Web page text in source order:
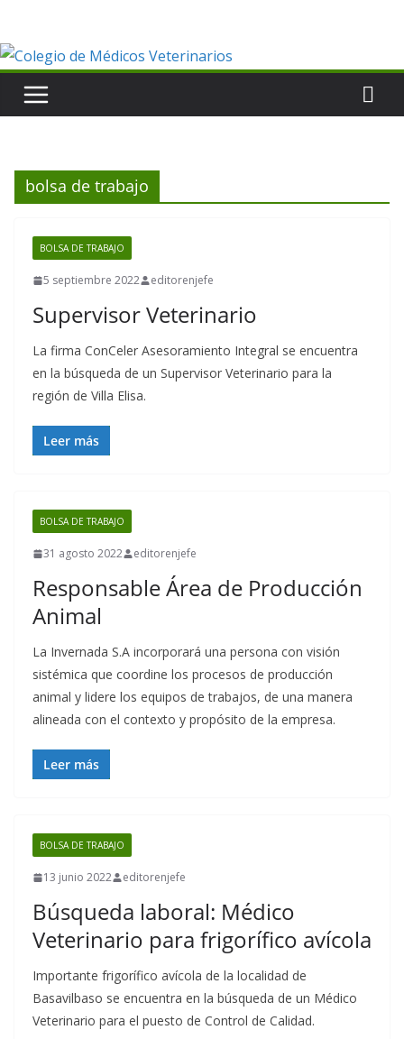
contenido
bolsa de trabajo
BOLSA DE TRABAJO
5 septiembre 2022 editorenjefe
Supervisor Veterinario
La firma ConCeler Asesoramiento Integral se encuentra
en la búsqueda de un Supervisor Veterinario para la
región de Villa Elisa.
Leer más
BOLSA DE TRABAJO
31 agosto 2022 editorenjefe
Responsable Área de Producción
Animal
La Invernada S.A incorporará una persona con visión
sistémica que coordine los procesos de producción
animal y lidere los equipos de trabajos, de una manera
alineada con el contexto y propósito de la empresa.
Leer más
BOLSA DE TRABAJO
13 junio 2022 editorenjefe
Búsqueda laboral: Médico
Veterinario para frigorífico avícola
Importante frigorífico avícola de la localidad de
Basavilbaso se encuentra en la búsqueda de un Médico
Veterinario para el puesto de Control de Calidad.